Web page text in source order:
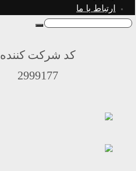
ارتباط با ما
کد شرکت کننده
2999177